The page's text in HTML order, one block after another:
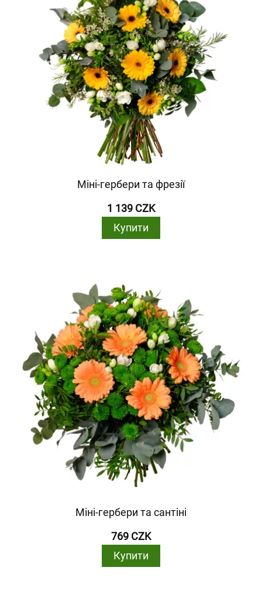
Міні-гербери та фрезії
1 139 CZK
Купити
Міні-гербери та сантіні
769 CZK
Купити